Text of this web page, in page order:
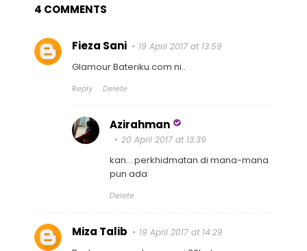
4 COMMENTS
Fieza Sani 19 April 2017 at 13:59
Glamour Bateriku.com ni..
Reply Delete
Azirahman
20 April 2017 at 13:39
kan....perkhidmatan di mana-mana
pun ada
Delete
Miza Talib 19 April 2017 at 14:29